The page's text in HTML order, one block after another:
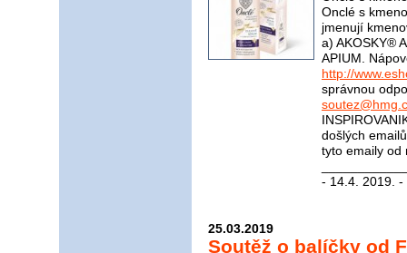
Onclé s
jmenují
a) AKOSKY®
APIUM.
http://
správnou
došlých
tyto emaily od
- 14.4. 2019. -
25.03.2019
Soutěž o balíčky od